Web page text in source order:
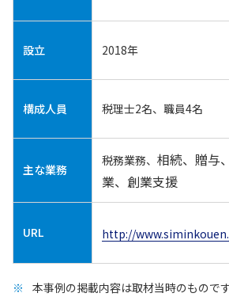
設立 2018年
構成人員 税理士2名、職員4名
主な業務
税務業務、 相続、贈与
業、 創業支援
URL http://
本事例の掲載内容は取材当時のものです